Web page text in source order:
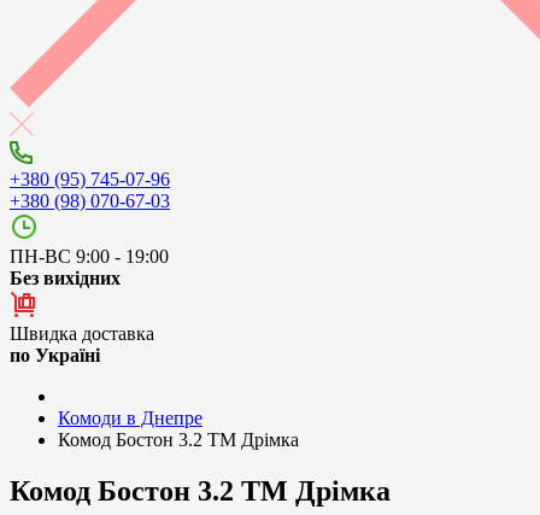
+380 (95) 745-07-96
+380 (98) 070-67-03
ПН-ВС 9:00 - 19:00
Без вихідних
Швидка доставка
по Україні
Комоди в Днепре
Комод Бостон 3.2 ТМ Дрімка
Комод Бостон 3.2 ТМ Дрімка